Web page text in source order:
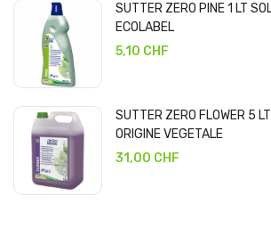
SUTTER ZERO PINE 1 LT
ECOLABEL
5,10 CHF
SUTTER ZERO FLOWER 5
ORIGINE VEGETALE
31,00 CHF